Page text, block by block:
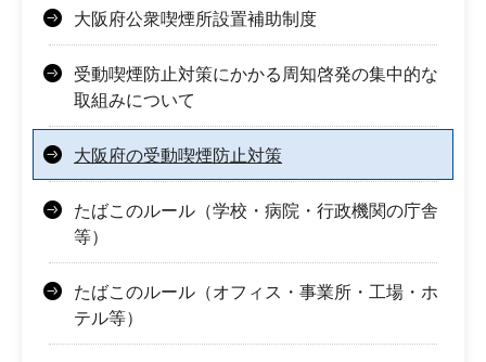
大阪府公衆喫煙所設置補助制度
受動喫煙防止対策にかかる周知啓発の集中的な
取組みについて
大阪府の受動喫煙防止対策
たばこのルール（学校・病院・行政機関の庁舎
等）
たばこのルール（オフィス・事業所・工場・ホ
テル等）